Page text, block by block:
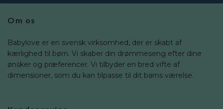
Om os
Babylove er en svensk virksomhed, der er skabt af
kærlighed til børn. Vi skaber din drømmeseng efter dine
ønsker og præferencer. Vi tilbyder en bred vifte af
dimensioner, som du kan tilpasse til dit barns værelse.